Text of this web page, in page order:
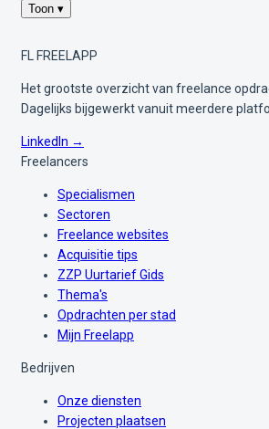
Toon ▾
FL FREELAPP
Het grootste overzicht van freelance
Dagelijks bijgewerkt vanuit meerdere
LinkedIn →
Freelancers
Specialismen
Sectoren
Freelance websites
Acquisitie tips
ZZP Uurtarief Gids
Thema's
Opdrachten per stad
Mijn Freelapp
Bedrijven
Onze diensten
Projecten plaatsen